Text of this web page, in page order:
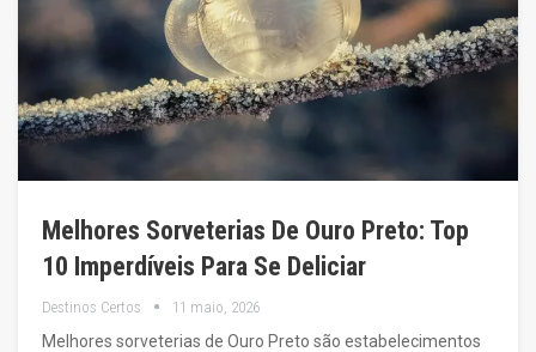
Melhores Sorveterias De Ouro Preto: Top
10 Imperdíveis Para Se Deliciar
Destinos Certos 11 maio, 2026
Melhores sorveterias de Ouro Preto são estabelecimentos